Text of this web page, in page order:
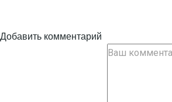
Добавить комментарий